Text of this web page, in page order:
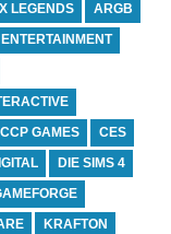
LEGENDS ARGB
CCP GAMES CES
DIE SIMS 4
KRAFTON